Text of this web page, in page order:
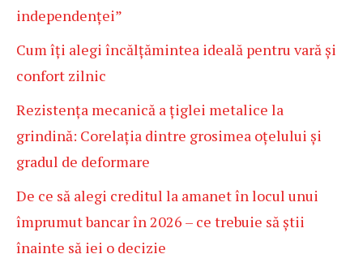
independenței”
Cum îți alegi încălțămintea ideală pentru vară și
confort zilnic
Rezistența mecanică a țiglei metalice la
grindină: Corelația dintre grosimea oțelului și
gradul de deformare
De ce să alegi creditul la amanet în locul unui
împrumut bancar în 2026 – ce trebuie să știi
înainte să iei o decizie